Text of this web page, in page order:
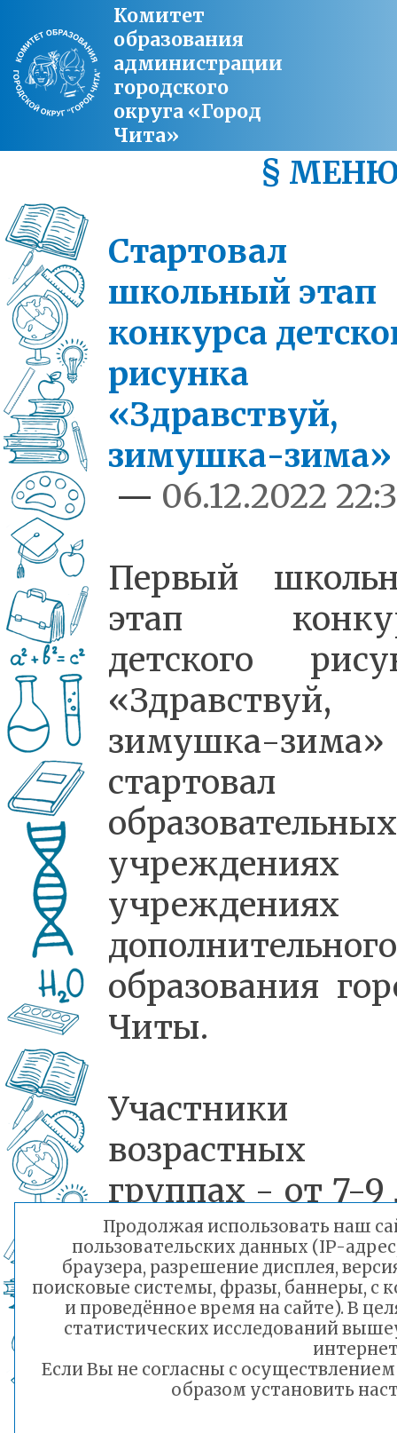
Комитет
образования
администрации
городского
округа «Город
Чита»
§
Стартовал
школьный этап
конкурса
рисунка
«Здравствуй,
зимушка-зима»
— 06.12.2022
Первый
этап
детского
«Здравствуй,
зимушка-зима»
образовательных
учреждениях
дополнительного
образования
Читы.
возрастных
группах - от 7-9
и от 10-12
рисую на
«Здравствуй,
зимушка-
номинациях:
Продолжая использовать наш
пользовательских данных (IP-
браузера, разрешение дисплея,
поисковые системы, фразы, баннеры, с
и проведённое время на сайте). В
статистических исследований
Если Вы не согласны с
образом установить